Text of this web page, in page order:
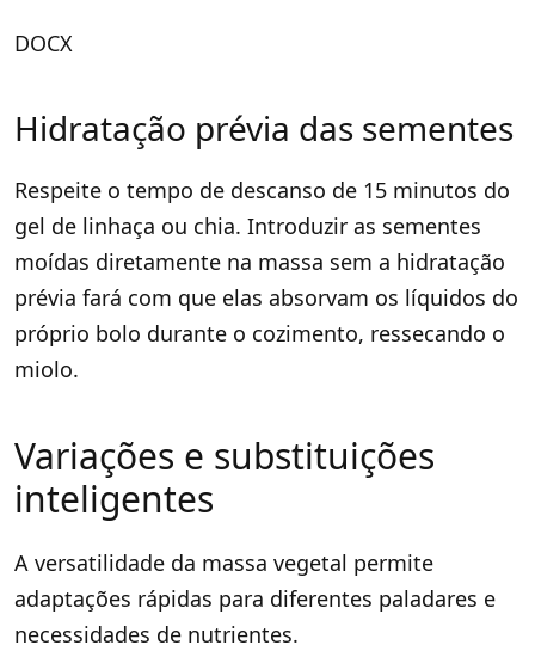
DOCX
Hidratação prévia das sementes
Respeite o tempo de descanso de 15 minutos do
gel de linhaça ou chia. Introduzir as sementes
moídas diretamente na massa sem a hidratação
prévia fará com que elas absorvam os líquidos do
próprio bolo durante o cozimento, ressecando o
miolo.
Variações e substituições
inteligentes
A versatilidade da massa vegetal permite
adaptações rápidas para diferentes paladares e
necessidades de nutrientes.